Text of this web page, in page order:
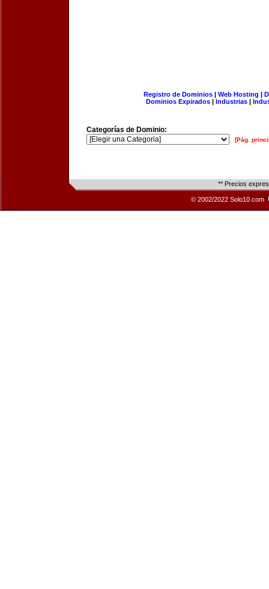
Registro de Dominios| Web Hosting |
Dominios Expirados | Industrias |
Categorías de Dominio:
[Pág.
** Precios
© 2002/2022 Solo10.com